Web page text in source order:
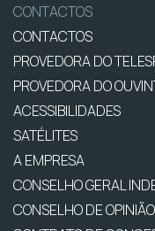
CONTACTOS
CONTACTOS
PROVEDORA DO
PROVEDORA DO
ACESSIBILIDADES
SATÉLITES
A EMPRESA
CONSELHO GERAL
CONSELHO DE OPINIÃO